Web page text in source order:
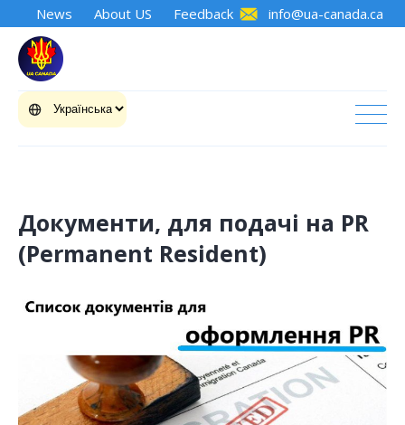
News About US Feedback info@ua-canada.ca
Документи, для подачі на PR
(Permanent Resident)